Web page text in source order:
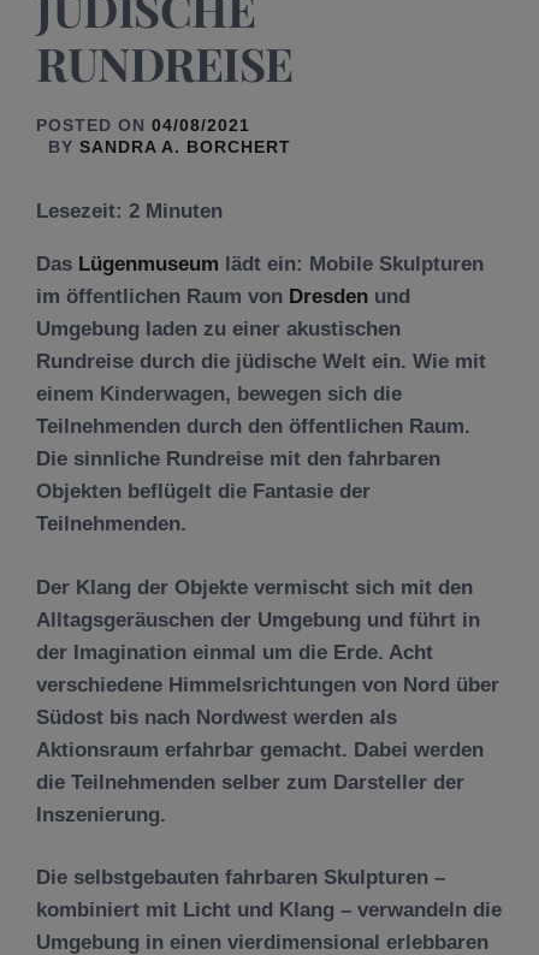
RUNDREISE
POSTED ON 04/08/2021
BY SANDRA A. BORCHERT
Lesezeit: 2 Minuten
Das Lügenmuseum lädt ein: ​ Mobile Skulpturen
im öffentlichen Raum von Dresden und
Umgebung laden zu einer akustischen
Rundreise durch die jüdische Welt ein. Wie mit
einem Kinderwagen, bewegen sich die
Teilnehmenden durch den öffentlichen Raum.
Die sinnliche Rundreise mit den fahrbaren
Objekten beflügelt die Fantasie der
Teilnehmenden.
Der Klang der Objekte vermischt sich mit den
Alltagsgeräuschen der Umgebung und führt in
der Imagination einmal um die Erde. Acht
verschiedene Himmelsrichtungen von Nord über
Südost bis nach Nordwest werden als
Aktionsraum erfahrbar gemacht. Dabei werden
die Teilnehmenden selber zum Darsteller der
Inszenierung.
Die selbstgebauten fahrbaren Skulpturen –
kombiniert mit Licht und Klang – verwandeln die
Umgebung in einen vierdimensional erlebbaren